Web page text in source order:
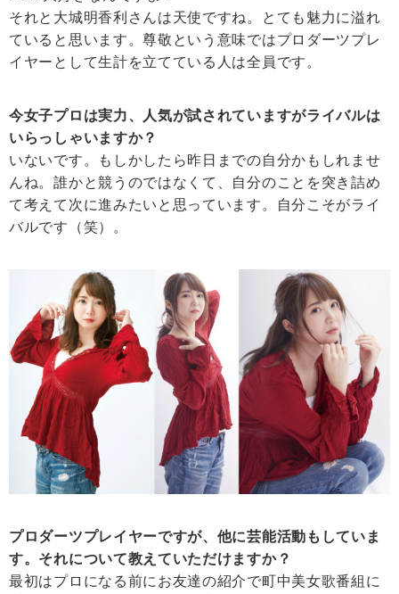
それと大城明香利さんは天使ですね。とても魅力に溢れ
ていると思います。尊敬という意味ではプロダーツプレ
イヤーとして生計を立てている人は全員です。
今女子プロは実力、人気が試されていますがライバルは
いらっしゃいますか？
いないです。もしかしたら昨日までの自分かもしれませ
んね。誰かと競うのではなくて、自分のことを突き詰め
て考えて次に進みたいと思っています。自分こそがライ
バルです（笑）。
プロダーツプレイヤーですが、他に芸能活動もしていま
す。それについて教えていただけますか？
最初はプロになる前にお友達の紹介で町中美女歌番組に